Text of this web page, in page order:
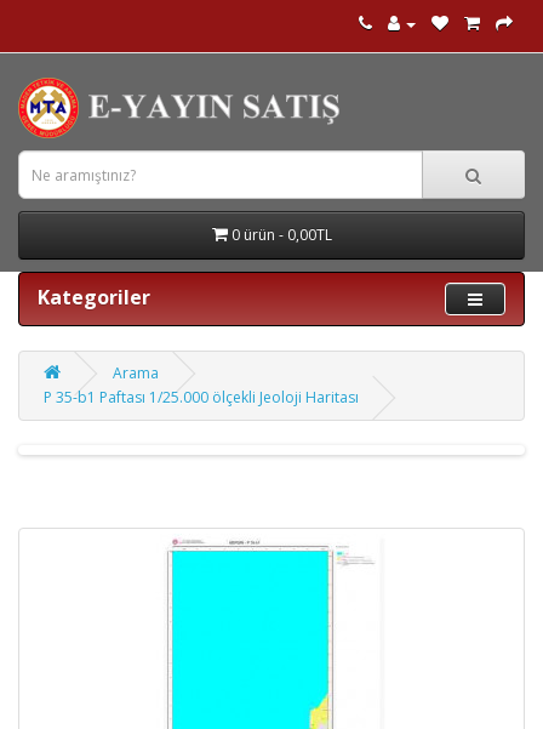
0 ürün - 0,00TL
Kategoriler
Arama
P 35-b1 Paftası 1/25.000 ölçekli Jeoloji Haritası